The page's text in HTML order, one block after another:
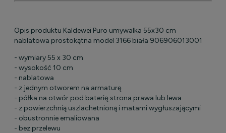
Opis produktu Kaldewei Puro umywalka 55x30 cm
nablatowa prostokątna model 3166 biała 906906013001
- wymiary 55 x 30 cm
- wysokość 10 cm
- nablatowa
- z jednym otworem na armaturę
- półka na otwór pod baterię strona prawa lub lewa
- z powierzchnią uszlachetnioną i matami wygłuszającymi
- obustronnie emaliowana
- bez przelewu